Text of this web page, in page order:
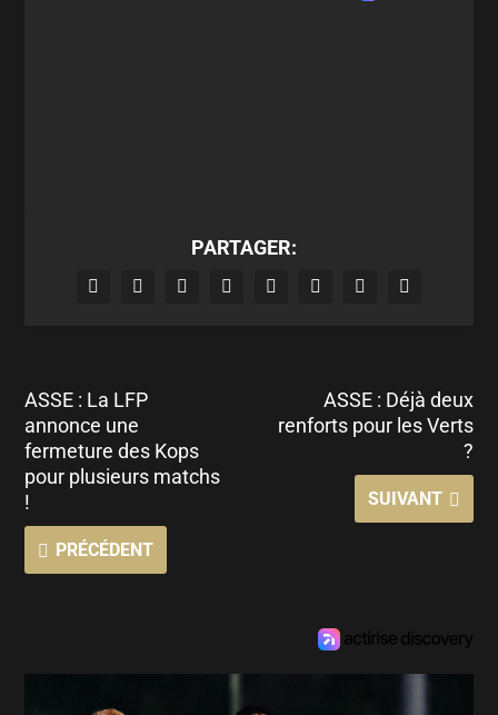
PARTAGER:
ASSE : La LFP
annonce une
fermeture des Kops
pour plusieurs matchs
!
PRÉCÉDENT
ASSE : Déjà deux
renforts pour les Verts
?
SUIVANT